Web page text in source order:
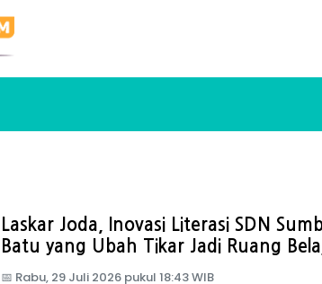
Laskar Joda, Inovasi Literasi SDN
Batu yang Ubah Tikar Jadi Ruang
📅 Rabu, 29 Juli 2026 pukul 18:43 WIB